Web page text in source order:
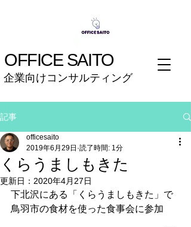
OFFICE SAITO
企業向けコンサルティング
記事
くらうましもきた
officesaito
2019年6月29日 読了時間: 1分
更新日： 2020年4月27日
下北沢にある「くらうましもきた」で
鳥羽市の食材を使った食事会に参加